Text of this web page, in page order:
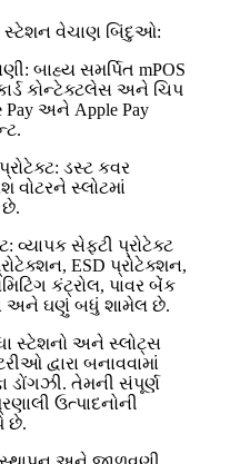
સ્ટેશન વેચાણ બિંદુઓ:
બાહ્ય સમર્પિત mPOS
કોન્ટેક્ટલેસ અને ચિપ
Pay અને Apple Pay
ડસ્ટ કવર
વોટરને સ્લોટમાં
છે.
વ્યાપક સેફ્ટી પ્રોટેક્ટ
ESD પ્રોટેક્શન,
કંટ્રોલ, પાવર બેંક
અને ઘણું બધું શામેલ છે.
સ્ટેશનો અને સ્લોટ્સ
દ્વારા બનાવવામાં
ડોંગઝી. તેમની સંપૂર્ણ
ઉત્પાદનોની
છે.